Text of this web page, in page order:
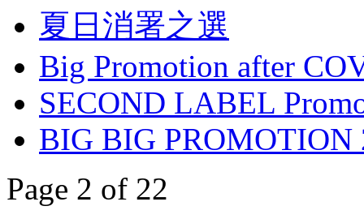
夏日消署之選
Big Promotion after
SECOND LABEL
BIG BIG PROMOTION
Page 2 of 22